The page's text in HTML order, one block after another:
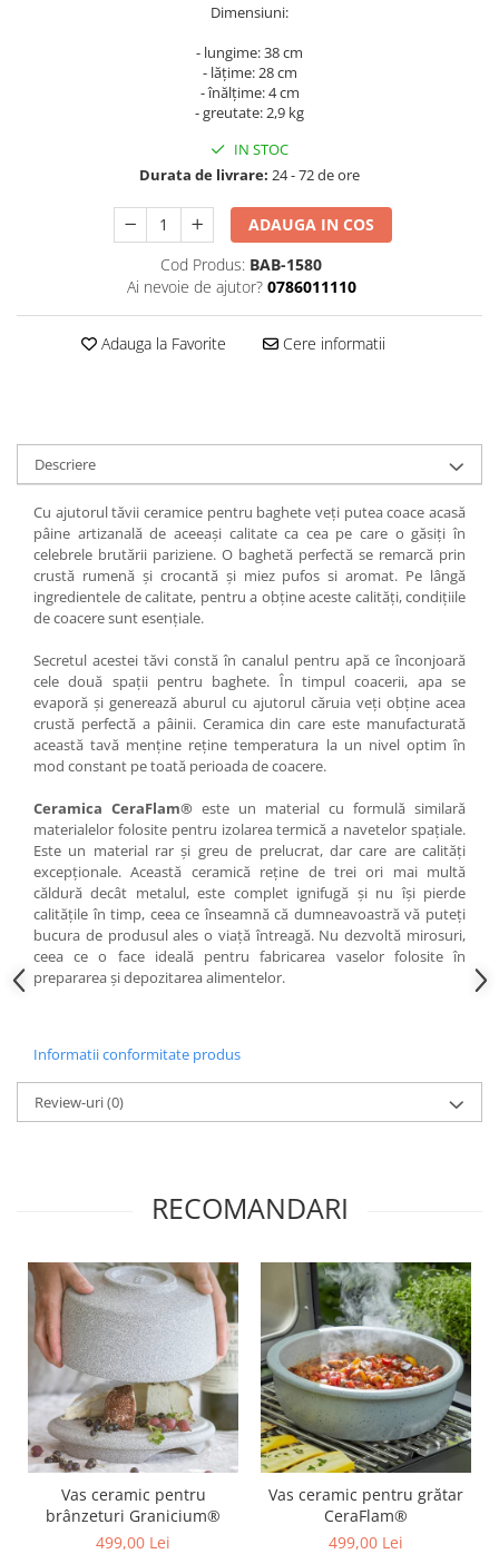
Dimensiuni:
- lungime: 38 cm
- lățime: 28 cm
- înălțime: 4 cm
- greutate: 2,9 kg
IN STOC
Durata de livrare: 24 - 72 de ore
ADAUGA IN COS
Cod Produs: BAB-1580
Ai nevoie de ajutor? 0786011110
Adauga la Favorite Cere informatii
Descriere
Cu ajutorul tăvii ceramice pentru baghete veți putea coace acasă
pâine artizanală de aceeași calitate ca cea pe care o găsiți în
celebrele brutării pariziene. O baghetă perfectă se remarcă prin
crustă rumenă și crocantă și miez pufos si aromat. Pe lângă
ingredientele de calitate, pentru a obține aceste calități, condițiile
de coacere sunt esențiale.
Secretul acestei tăvi constă în canalul pentru apă ce înconjoară
cele două spații pentru baghete. În timpul coacerii, apa se
evaporă și generează aburul cu ajutorul căruia veți obține acea
crustă perfectă a pâinii. Ceramica din care este manufacturată
această tavă menține reține temperatura la un nivel optim în
mod constant pe toată perioada de coacere.
Ceramica CeraFlam® este un material cu formulă similară
materialelor folosite pentru izolarea termică a navetelor spațiale.
Este un material rar și greu de prelucrat, dar care are calități
excepționale. Această ceramică reține de trei ori mai multă
căldură decât metalul, este complet ignifugă și nu își pierde
calitățile în timp, ceea ce înseamnă că dumneavoastră vă puteți
bucura de produsul ales o viață întreagă. Nu dezvoltă mirosuri,
ceea ce o face ideală pentru fabricarea vaselor folosite în
prepararea și depozitarea alimentelor.
Informatii conformitate produs
Review-uri(0)
RECOMANDARI
Vas ceramic pentru
brânzeturi Granicium®
499,00 Lei
Vas ceramic pentru grătar
CeraFlam®
499,00 Lei